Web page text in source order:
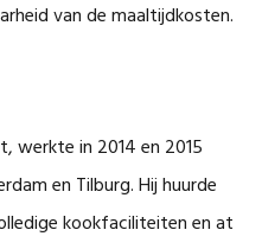
van de maaltijdkosten.
werkte in 2014 en 2015
en Tilburg. Hij huurde
kookfaciliteiten en at